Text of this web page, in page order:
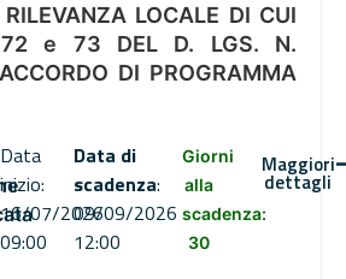
LOCALE DI CUI
72 e 73 DEL D. LGS. N.
DI PROGRAMMA
Data
inizio:
16/07/2026
09:00
Data di
scadenza:
09/09/2026
12:00
Giorni
alla
scadenza:
30
Maggiori
dettagli